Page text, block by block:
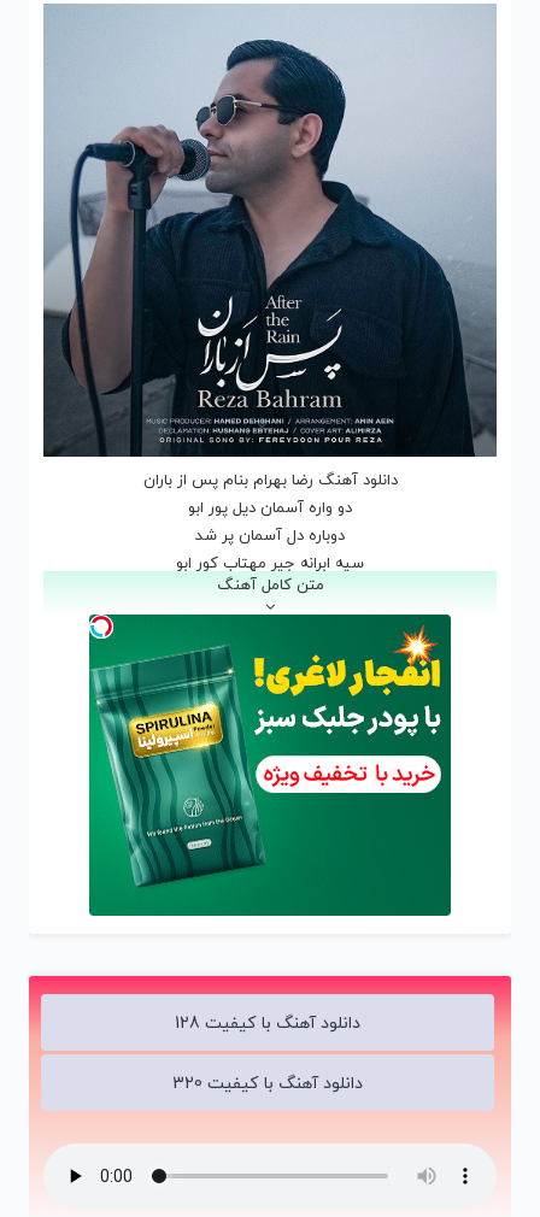
دانلود آهنگ رضا بهرام بنام پس از باران
دو واره آﺳﻤﺎن دﻳﻞ ﭘﻮر اﺑﻮ
دوﺑﺎره دل آﺳﻤﺎن ﭘﺮ ﺷﺪ
ﺳﻴﻪ اﺑﺮاﻧﻪ ﺟﻴﺮ ﻣﻬﺘﺎب ﻛﻮر اﺑﻮ
ﻣﻬﺘﺎب ﭘﺸﺖ اﺑﺮﻫﺎی ﺳﻴﺎه ﻛﻮر ﺷﺪ
ﺳﺘﺎره داﻧﻪ داﻧﻪ آی رو ﺑﻴﮕﻴﻔﺘﻪ
ﺳﺘﺎره ﻫﺎ داﻧﻪ ﺑﻪ داﻧﻪ از ﻣﻦ روی ﮔﺮﻓﺘﻨﺪ
ﻋﺠﺐ اﻳﻤﺸﺐ ﺑﺴﺎط ﻏﻢ ﺟﻮر اﺑﻮ
اﻣﺸﺐ ﺑﺴﺎط ﻏﻢ ﭼﻪ ﻋﺠﻴﺐ ﺟﻮر ﺷﺪه اﺳﺖ
ﻋﺠﺐ اﻳﻤﺸﺐ ﺑﺴﺎط ﻏﻢ ﺟﻮر اﺑﻮ
اﻣﺸﺐ ﺑﺴﺎط ﻏﻢ ﭼﻪ ﻋﺠﻴﺐ ﺟﻮر ﺷﺪه اﺳﺖ
متن کامل آهنگ
دانلود آهنگ با کیفیت 128
دانلود آهنگ با کیفیت 320